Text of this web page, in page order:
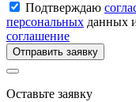
Подтверждаю
персональных данных
соглашение
Отправить заявку
Оставьте заявку